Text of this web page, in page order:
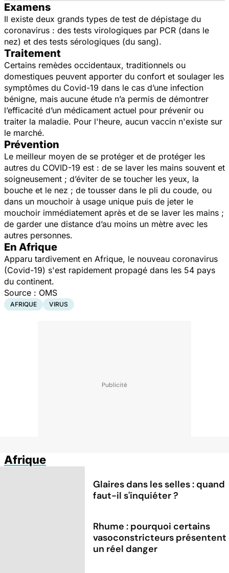
Examens
Il existe deux grands types de test de dépistage du
coronavirus : des tests virologiques par PCR (dans le
nez) et des tests sérologiques (du sang).
Traitement
Certains remèdes occidentaux, traditionnels ‎ou
domestiques peuvent apporter du ‎confort et soulager les
symptômes du ‎Covid-19 dans le cas d’une infection
‎bénigne, mais aucune étude n’a permis de ‎démontrer
l’efficacité d’un médicament ‎actuel pour prévenir ou
traiter la maladie. Pour l'heure, aucun vaccin n'existe sur
le marché.
Prévention
Le meilleur moyen de se protéger et de protéger les
autres du COVID-19 est : de se laver les mains souvent et
soigneusement ; d’éviter de se toucher les yeux, la
bouche et le nez ; de tousser dans le pli du coude, ou
dans un mouchoir à usage unique puis de jeter le
mouchoir immédiatement après et de se laver les mains ;
de garder une distance d’au moins un mètre avec les
autres personnes.
En Afrique
Apparu tardivement en Afrique, le nouveau coronavirus
(Covid-19) s'est rapidement propagé dans les 54 pays
du continent.
Source : OMS
AFRIQUE VIRUS
Afrique
Glaires dans les selles : quand
faut-il s'inquiéter ?
Rhume : pourquoi certains
vasoconstricteurs présentent
un réel danger